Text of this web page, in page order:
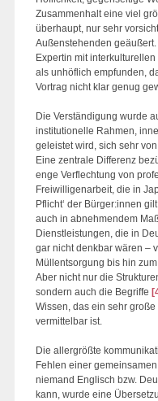
Zusammenhalt eine viel
überhaupt, nur sehr
Außenstehenden
Expertin mit
als unhöflich empfunden,
Vortrag nicht klar genug
Die Verständigung wurde
institutionelle Rahmen,
geleistet wird, sich sehr
Eine zentrale Differenz
enge Verflechtung von
Freiwilligenarbeit, die in
Pflicht‘ der Bürger:innen
auch in abnehmendem
Dienstleistungen, die in
gar nicht denkbar wären –
Müllentsorgung bis hin
Aber nicht nur die
sondern auch die Begriffe
Wissen, das ein sehr
vermittelbar ist.
Die allergrößte
Fehlen einer
niemand Englisch bzw.
kann, wurde eine